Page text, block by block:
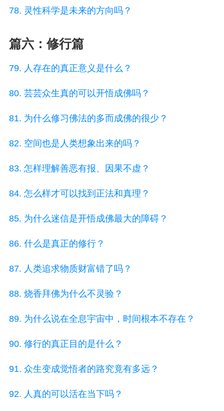
78. 灵性科学是未来的方向吗？
篇六：修行篇
79. 人存在的真正意义是什么？
80. 芸芸众生真的可以开悟成佛吗？
81. 为什么修习佛法的多而成佛的很少？
82. 空间也是人类想象出来的吗？
83. 怎样理解善恶有报、因果不虚？
84. 怎么样才可以找到正法和真理？
85. 为什么迷信是开悟成佛最大的障碍？
86. 什么是真正的修行？
87. 人类追求物质财富错了吗？
88. 烧香拜佛为什么不灵验？
89. 为什么说在全息宇宙中，时间根本不存在？
90. 修行的真正目的是什么？
91. 众生变成觉悟者的路究竟有多远？
92. 人真的可以活在当下吗？